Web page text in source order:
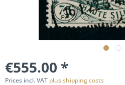
€555.00 *
Prices incl. VAT plus shipping costs